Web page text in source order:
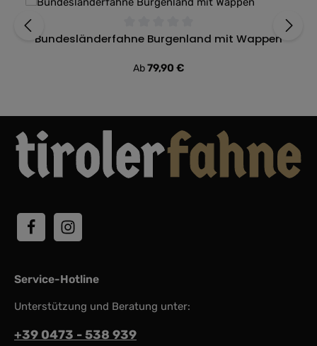
Durchschnittliche Bewertung von 0 von 5 Sternen
Bundesländerfahne Burgenland mit Wappen
Regulärer Preis:
Ab79,90 €
Service-Hotline
Unterstützung und Beratung unter:
+39 0473 - 538 939